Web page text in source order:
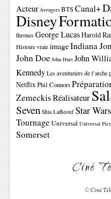
Acteur Avengers BTSCanal+
Disney
thrones George LucasHarold
Histoire vraie imageIndiana
John Doe John Hurt John
Kennedy Les aventuriers de l’arche
NetflixPhil Connors
ZemeckisRéalisateur
Seven Shia LaBeouf Star Wars
TournageUniversal Universal
Somerset
Ciné
©Ciné